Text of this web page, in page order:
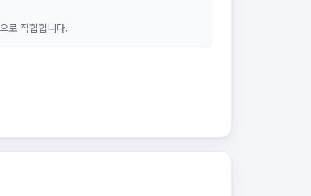
로 적합합니다.